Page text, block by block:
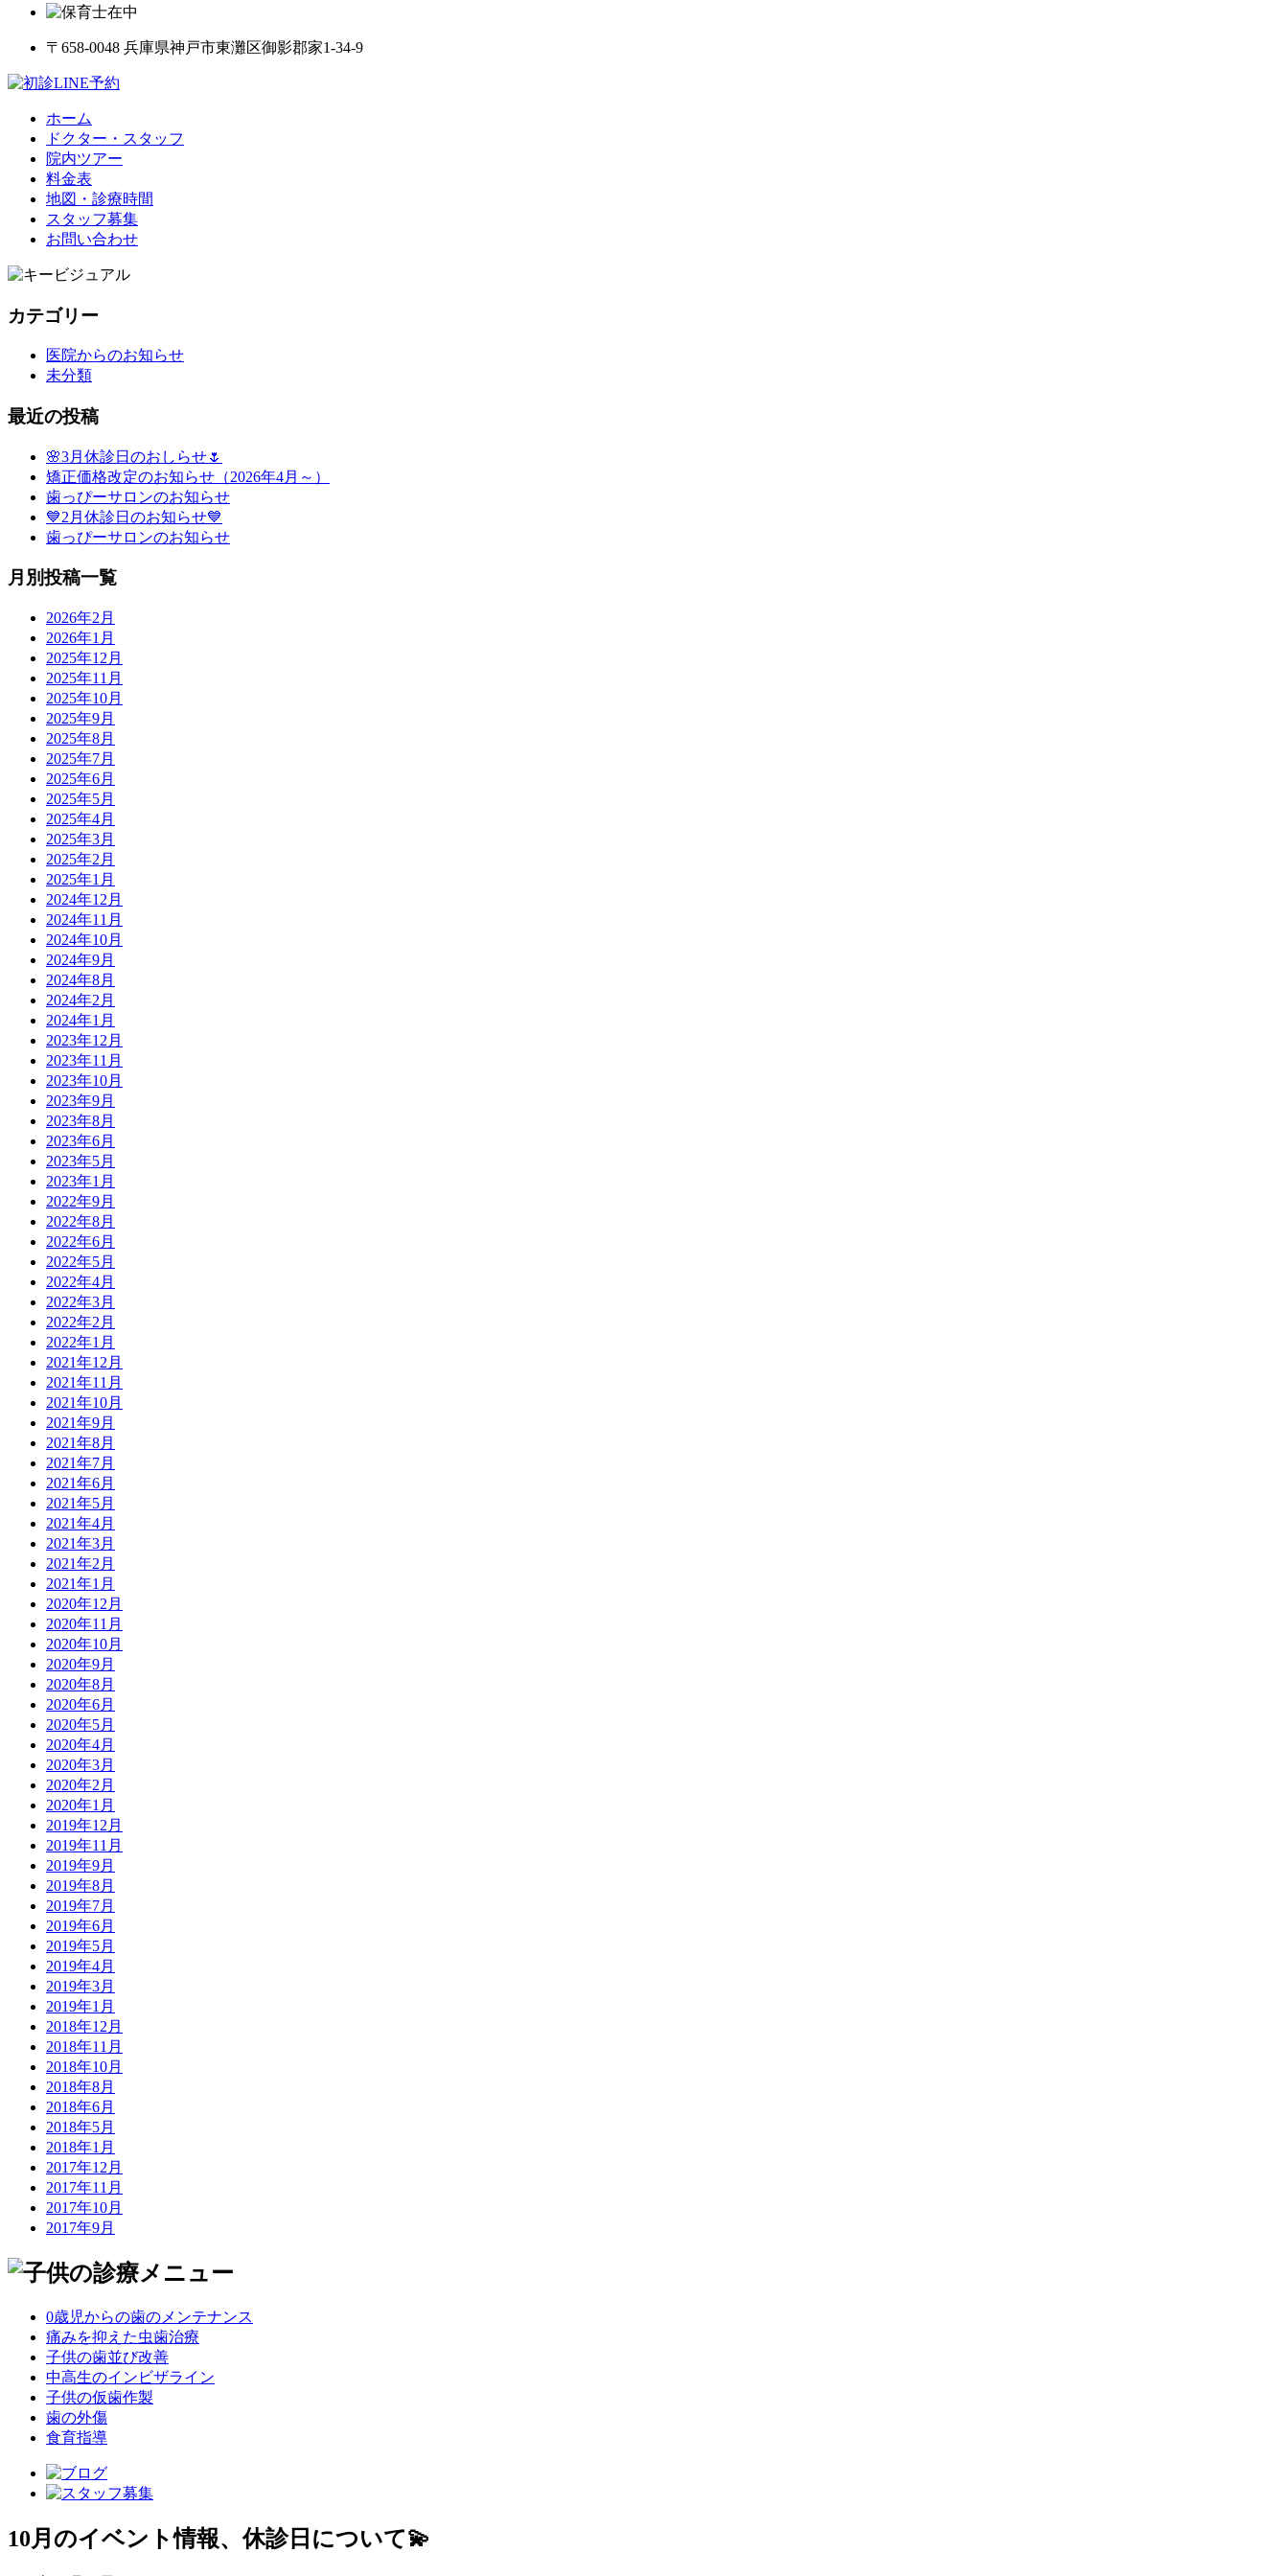
〒658-0048 兵庫県神戸市東灘区御影郡家1-34-9
ホーム
ドクター・スタッフ
院内ツアー
料金表
地図・診療時間
スタッフ募集
お問い合わせ
カテゴリー
医院からのお知らせ
未分類
最近の投稿
🌸3月休診日のおしらせ🌷
矯正価格改定のお知らせ（2026年4月～）
歯っぴーサロンのお知らせ
💙2月休診日のお知らせ💙
歯っぴーサロンのお知らせ
月別投稿一覧
2026年2月
2026年1月
2025年12月
2025年11月
2025年10月
2025年9月
2025年8月
2025年7月
2025年6月
2025年5月
2025年4月
2025年3月
2025年2月
2025年1月
2024年12月
2024年11月
2024年10月
2024年9月
2024年8月
2024年2月
2024年1月
2023年12月
2023年11月
2023年10月
2023年9月
2023年8月
2023年6月
2023年5月
2023年1月
2022年9月
2022年8月
2022年6月
2022年5月
2022年4月
2022年3月
2022年2月
2022年1月
2021年12月
2021年11月
2021年10月
2021年9月
2021年8月
2021年7月
2021年6月
2021年5月
2021年4月
2021年3月
2021年2月
2021年1月
2020年12月
2020年11月
2020年10月
2020年9月
2020年8月
2020年6月
2020年5月
2020年4月
2020年3月
2020年2月
2020年1月
2019年12月
2019年11月
2019年9月
2019年8月
2019年7月
2019年6月
2019年5月
2019年4月
2019年3月
2019年1月
2018年12月
2018年11月
2018年10月
2018年8月
2018年6月
2018年5月
2018年1月
2017年12月
2017年11月
2017年10月
2017年9月
0歳児からの歯のメンテナンス
痛みを抑えた虫歯治療
子供の歯並び改善
中高生のインビザライン
子供の仮歯作製
歯の外傷
食育指導
10月のイベント情報、休診日について💫